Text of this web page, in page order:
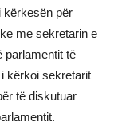
kërkesën për
me sekretarin e
parlamentit të
kërkoi sekretarit
të diskutuar